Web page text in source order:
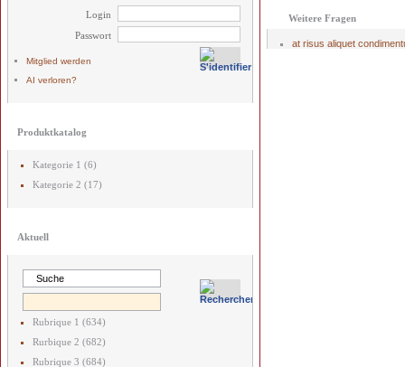
Login
Passwort
Mitglied werden
AI verloren?
Produktkatalog
Kategorie 1 (6)
Kategorie 2 (17)
Aktuell
Rubrique 1 (634)
Rurbique 2 (682)
Rubrique 3 (684)
Weitere Fragen
at risus aliquet